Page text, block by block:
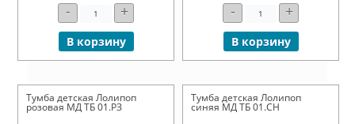
- +
В корзину
- +
В корзину
Тумба детская Лолипоп
розовая МД ТБ 01.РЗ
Тумба детская Лолипоп
синяя МД ТБ 01.СН